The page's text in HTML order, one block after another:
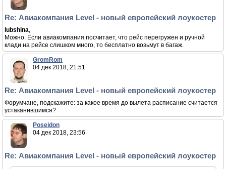
Re: Авиакомпания Level - новый европейский лоукостер
lubshina,
Можно. Если авиакомпания посчитает, что рейс перегружен и ручной
клади на рейсе слишком много, то бесплатно возьмут в багаж.
GromRom
04 дек 2018, 21:51
Re: Авиакомпания Level - новый европейский лоукостер
Форумчане, подскажите: за какое время до вылета расписание считается
устаканившимся?
Poseidon
04 дек 2018, 23:56
Re: Авиакомпания Level - новый европейский лоукостер